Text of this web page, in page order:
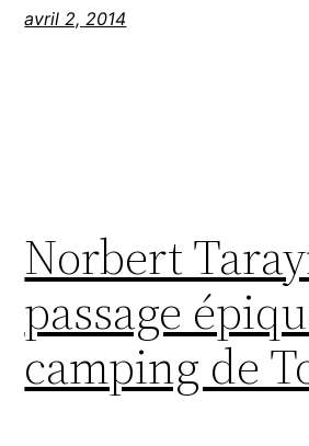
avril 2, 2014
Norbert
passage
camping de